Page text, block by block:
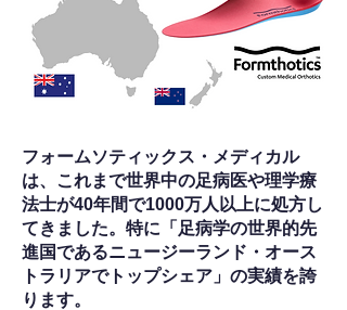
フォームソティックス・メディカル
は、これまで世界中の足病医や理学療
法士が40年間で1000万人以上に処方し
てきました。特に「足病学の世界的先
進国であるニュージーランド・オース
トラリアでトップシェア」の実績を誇
ります。